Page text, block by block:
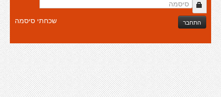
התחבר שכחתי סיסמה